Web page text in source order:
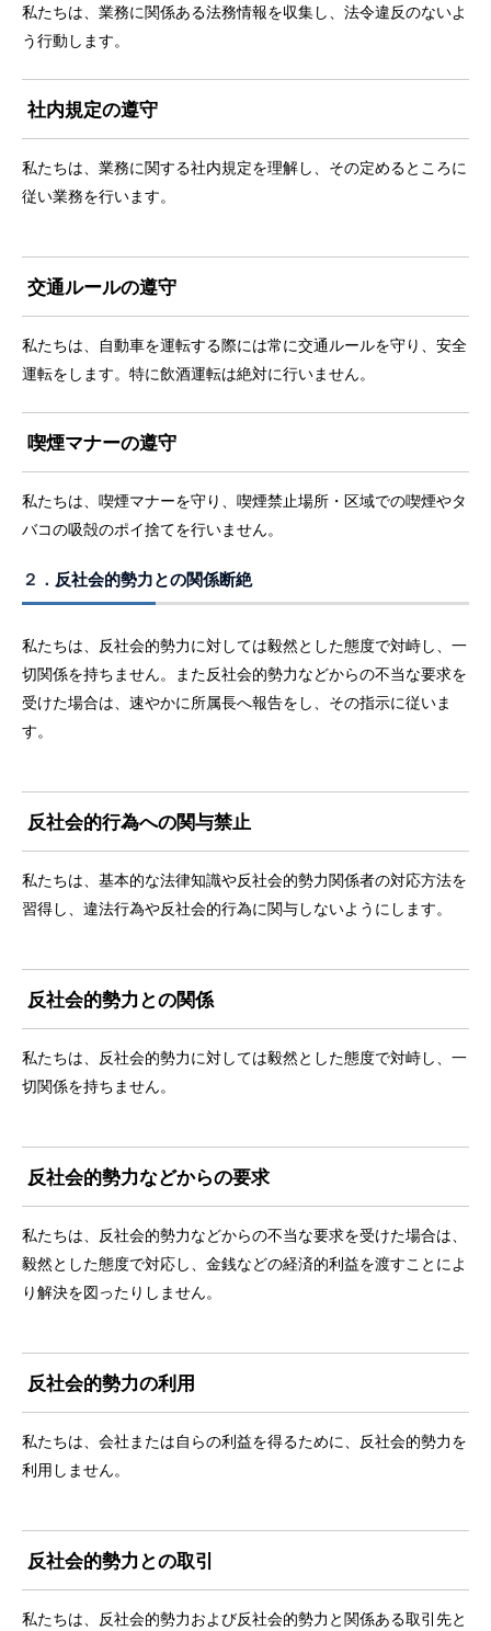
私たちは、業務に関係ある法務情報を収集し、法令違反のないよ
う行動します。
社内規定の遵守
私たちは、業務に関する社内規定を理解し、その定めるところに
従い業務を行います。
交通ルールの遵守
私たちは、自動車を運転する際には常に交通ルールを守り、安全
運転をします。特に飲酒運転は絶対に行いません。
喫煙マナーの遵守
私たちは、喫煙マナーを守り、喫煙禁止場所・区域での喫煙やタ
バコの吸殻のポイ捨てを行いません。
２． 反社会的勢力との関係断絶
私たちは、反社会的勢力に対しては毅然とした態度で対峙し、一
切関係を持ちません。また反社会的勢力などからの不当な要求を
受けた場合は、速やかに所属長へ報告をし、その指示に従いま
す。
反社会的行為への関与禁止
私たちは、基本的な法律知識や反社会的勢力関係者の対応方法を
習得し、違法行為や反社会的行為に関与しないようにします。
反社会的勢力との関係
私たちは、反社会的勢力に対しては毅然とした態度で対峙し、一
切関係を持ちません。
反社会的勢力などからの要求
私たちは、反社会的勢力などからの不当な要求を受けた場合は、
毅然とした態度で対応し、金銭などの経済的利益を渡すことによ
り解決を図ったりしません。
反社会的勢力の利用
私たちは、会社または自らの利益を得るために、反社会的勢力を
利用しません。
反社会的勢力との取引
私たちは、反社会的勢力および反社会的勢力と関係ある取引先と